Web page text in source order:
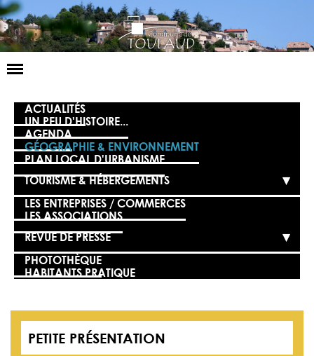
Basculer
LA MAIRIE
NOS SERVICES
LA VIE LOCALE
VOS DÉMARCHES
CONTACT
ACTUALITÉS
UN PEU D'HISTOIRE...
AGENDA
GÉOGRAPHIE & ENVIRONNEMENT
PLAN LOCAL D'URBANISME
TOURISME & HÉBERGEMENTS
LES ENTREPRISES / COMMERCES
LES ASSOCIATIONS
REVUE DE PRESSE
PHOTOTHÈQUE
HABITANTS PRATIQUE
PETITE PRÉSENTATION